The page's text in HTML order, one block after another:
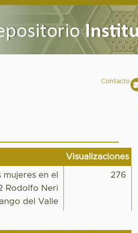
Contacto
Visualizaciones
en el
Rodolfo Neri
del Valle
276